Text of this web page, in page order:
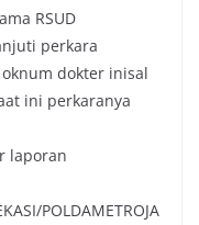
RSUD
perkara
dokter inisal
ini perkaranya
laporan
POLDAMETROJA